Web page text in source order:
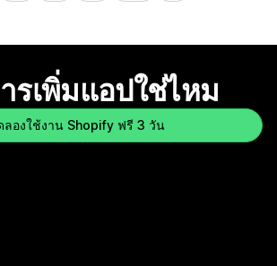
รเพิ่มแอปใช่ไหม
ลองใช้งาน Shopify ฟรี 3 วัน